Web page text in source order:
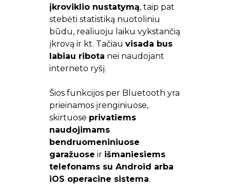
įkroviklio nustatymą, taip pat
stebėti statistiką nuotoliniu
būdu, realiuoju laiku vykstančią
įkrovą ir kt. Tačiau visada bus
labiau ribota nei naudojant
interneto ryšį.
Šios funkcijos per Bluetooth yra
prieinamos įrenginiuose,
skirtuose privatiems
naudojimams
bendruomeniniuose
garažuose ir išmaniesiems
telefonams su Android arba
iOS operacine sistema.